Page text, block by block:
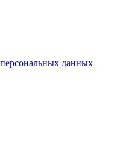
данных